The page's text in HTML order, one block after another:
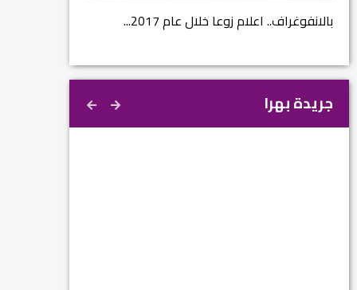
بالانفوغراف.. اعلام زوعا خلال عام 2017...
جريدة بهرا